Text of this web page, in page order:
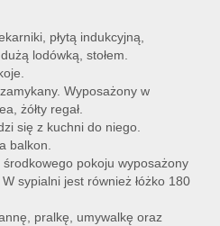
płytą indukcyjną,
lodówką, stołem.
Wyposażony w
żółty regał.
się z kuchni do niego.
balkon.
pokoju wyposażony
sypialni jest również łóżko 180
pralkę, umywalkę oraz